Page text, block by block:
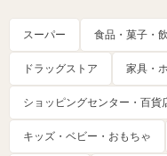
スーパー 食品・菓子・
ドラッグストア 家具・
ショッピングセンター・百貨
キッズ・ベビー・おもちゃ